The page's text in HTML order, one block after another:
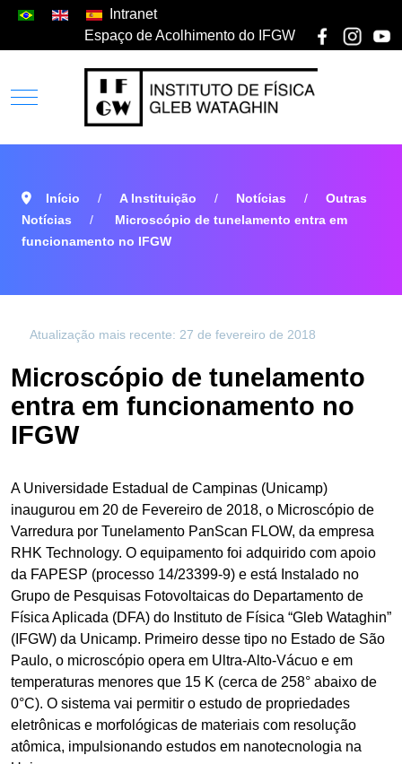
Intranet
Espaço de Acolhimento do IFGW
Início A Instituição Notícias
Outras
Notícias
Microscópio de tunelamento entra em
funcionamento no IFGW
Atualização mais recente: 27 de fevereiro de 2018
Microscópio de tunelamento
entra em funcionamento no
IFGW
A Universidade Estadual de Campinas (Unicamp)
inaugurou em 20 de Fevereiro de 2018, o Microscópio de
Varredura por Tunelamento PanScan FLOW, da empresa
RHK Technology. O equipamento foi adquirido com apoio
da FAPESP (processo 14/23399-9) e está Instalado no
Grupo de Pesquisas Fotovoltaicas do Departamento de
Física Aplicada (DFA) do Instituto de Física “Gleb Wataghin”
(IFGW) da Unicamp. Primeiro desse tipo no Estado de São
Paulo, o microscópio opera em Ultra-Alto-Vácuo e em
temperaturas menores que 15 K (cerca de 258° abaixo de
0°C). O sistema vai permitir o estudo de propriedades
eletrônicas e morfológicas de materiais com resolução
atômica, impulsionando estudos em nanotecnologia na